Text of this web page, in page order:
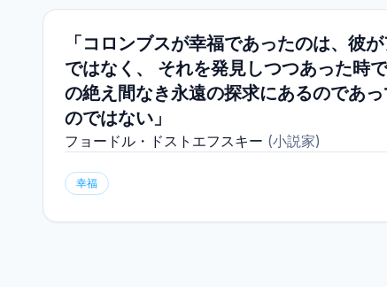
「コロンブスが幸福であったのは、彼
ではなく、 それを発見しつつあった時
の絶え間なき永遠の探求にあるのであ
のではない」
フョードル・ドストエフスキー (小説家)
幸福